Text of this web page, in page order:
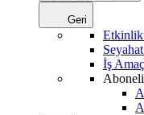
Geri
Etkinlik
İş